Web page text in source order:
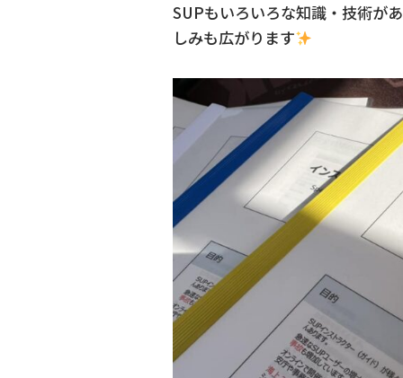
SUPもいろいろな知識・技術が
しみも広がります